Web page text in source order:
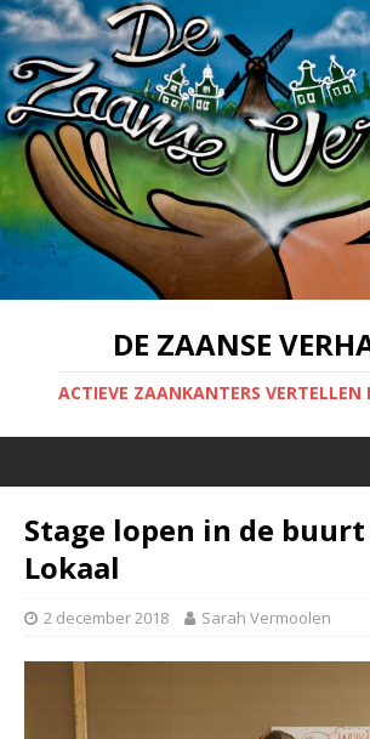
DE ZAANSE
ACTIEVE ZAANKANTERS VERTELLEN
Stage lopen in de buurt
Lokaal
2 december 2018 Sarah Vermoolen